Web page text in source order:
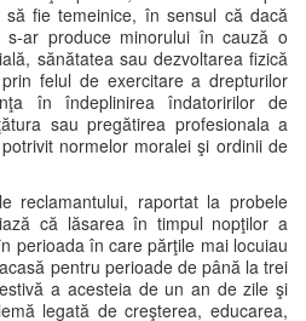
fie temeinice, în sensul că dacă
ar produce minorului în cauză o
sănătatea sau dezvoltarea fizică
felul de exercitare a drepturilor
în îndeplinirea îndatoririlor de
sau pregătirea profesionala a
normelor moralei şi ordinii de
reclamantului, raportat la probele
că lăsarea în timpul nopţilor a
perioada în care părţile mai locuiau
pentru perioade de până la trei
a acesteia de un an de zile şi
legată de creşterea, educarea,